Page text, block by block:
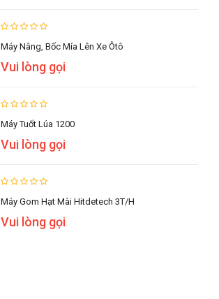
Máy Nâng, Bốc Mía Lên Xe Ôtô
Vui lòng gọi
Máy Tuốt Lúa 1200
Vui lòng gọi
Máy Gom Hạt Mài Hitdetech 3T/h
Vui lòng gọi